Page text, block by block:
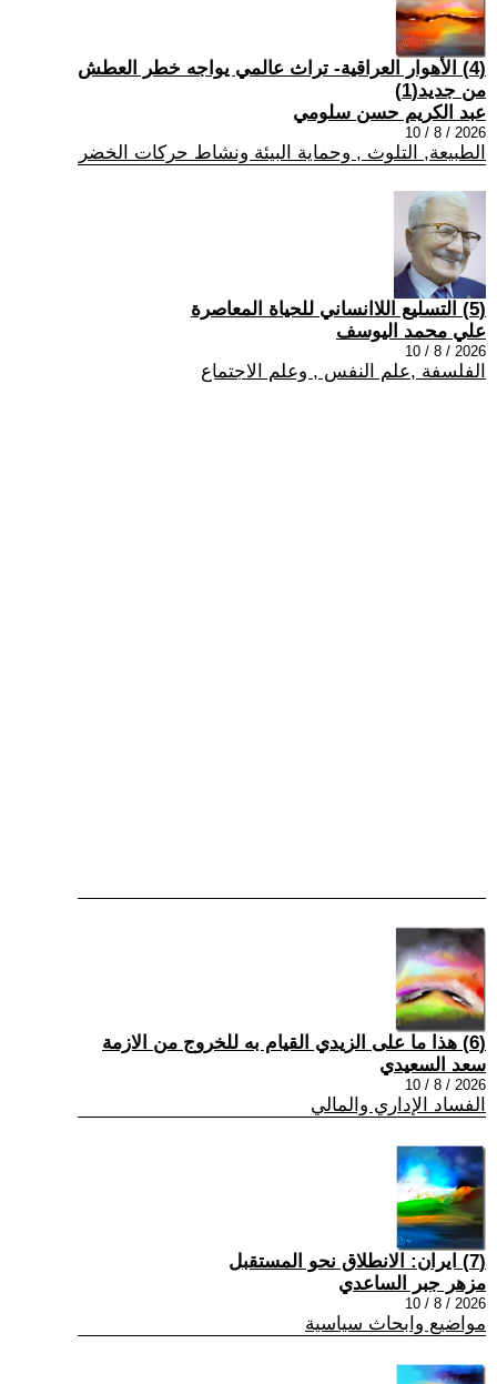
(4) الأهوار العراقية- تراث عالمي يواجه خطر العطش
من جديد(1)
عبد الكريم حسن سلومي
2026 / 8 / 10
الطبيعة, التلوث , وحماية البيئة ونشاط حركات الخضر
(5) التسليع اللاانساني للحياة المعاصرة
علي محمد اليوسف
2026 / 8 / 10
الفلسفة ,علم النفس , وعلم الاجتماع
(6) هذا ما على الزيدي القيام به للخروج من الازمة
سعد السعيدي
2026 / 8 / 10
الفساد الإداري والمالي
(7) ايران: الانطلاق نحو المستقبل
مزهر جبر الساعدي
2026 / 8 / 10
مواضيع وابحاث سياسية